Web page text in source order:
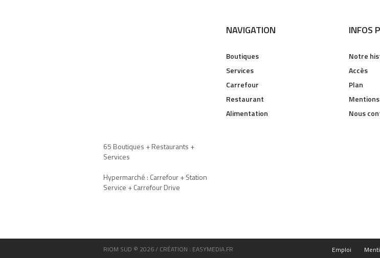
65 Boutiques + Restaurants +
Services
Hypermarché : Carrefour + Station
Service + Carrefour Drive
NAVIGATION
Boutiques
Services
Carrefour
Restaurant
Alimentation
INFOS
Notre
Accès
Plan
Nous
Emploi
RIOM SUD © 2026 / CRÉATION : EASYMEDIA.FR